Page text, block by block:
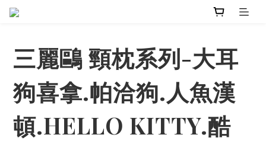
三麗鷗 頸枕系列-大耳
狗喜拿.帕洽狗.人魚漢
頓.HELLO KITTY.酷